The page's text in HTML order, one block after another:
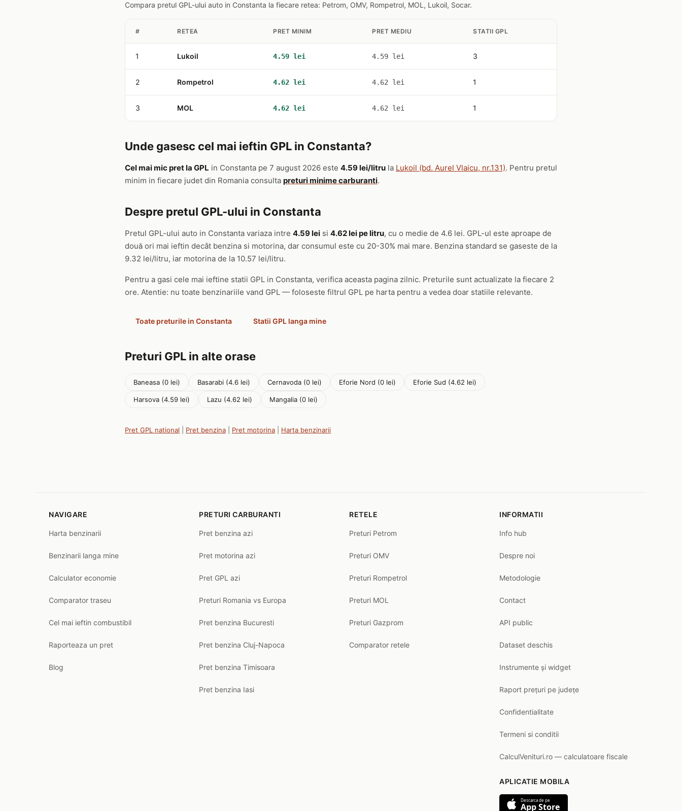
Compara pretul GPL-ului auto in Constanta la fiecare retea: Petrom, OMV, Rompetrol, MOL, Lukoil, Socar.
# RETEA PRET MINIM PRET MEDIU STATII GPL
1 Lukoil 4.59 lei 4.59 lei 3
2 Rompetrol 4.62 lei 4.62 lei 1
3 MOL 4.62 lei 4.62 lei 1
Unde gasesc cel mai ieftin GPL in Constanta?
Cel mai mic pret la GPL in Constanta pe 7 august 2026 este 4.59 lei/litru la Lukoil (bd. Aurel Vlaicu, nr.131). Pentru pretul
minim in fiecare judet din Romania consulta preturi minime carburanti.
Despre pretul GPL-ului in Constanta
Pretul GPL-ului auto in Constanta variaza intre 4.59 lei si 4.62 lei pe litru, cu o medie de 4.6 lei. GPL-ul este aproape de
două ori mai ieftin decât benzina si motorina, dar consumul este cu 20-30% mai mare. Benzina standard se gaseste de la
9.32 lei/litru, iar motorina de la 10.57 lei/litru.
Pentru a gasi cele mai ieftine statii GPL in Constanta, verifica aceasta pagina zilnic. Preturile sunt actualizate la fiecare 2
ore. Atentie: nu toate benzinariile vand GPL — foloseste filtrul GPL pe harta pentru a vedea doar statiile relevante.
Toate preturile in Constanta Statii GPL langa mine
Preturi GPL in alte orase
Baneasa (0 lei) Basarabi (4.6 lei) Cernavoda (0 lei) Eforie Nord (0 lei) Eforie Sud (4.62 lei)
Harsova (4.59 lei) Lazu (4.62 lei) Mangalia (0 lei)
Pret GPL national Pret benzina Pret motorina Harta benzinarii
NAVIGARE
Harta benzinarii
Benzinarii langa mine
Calculator economie
Comparator traseu
Cel mai ieftin combustibil
Raporteaza un pret
Blog
PRETURI CARBURANTI
Pret benzina azi
Pret motorina azi
Pret GPL azi
Preturi Romania vs Europa
Pret benzina Bucuresti
Pret benzina Cluj-Napoca
Pret benzina Timisoara
Pret benzina Iasi
RETELE
Preturi Petrom
Preturi OMV
Preturi Rompetrol
Preturi MOL
Preturi Gazprom
Comparator retele
INFORMATII
Info hub
Despre noi
Metodologie
Contact
API public
Dataset deschis
Instrumente și widget
Raport prețuri pe județe
Confidentialitate
Termeni si conditii
CalculVenituri.ro — calculatoare fiscale
APLICATIE MOBILA
Descarca de pe
App Store